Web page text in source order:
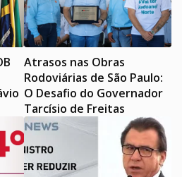
Atrasos nas Obras
Rodoviárias de São Paulo:
O Desafio do Governador
Tarcísio de Freitas